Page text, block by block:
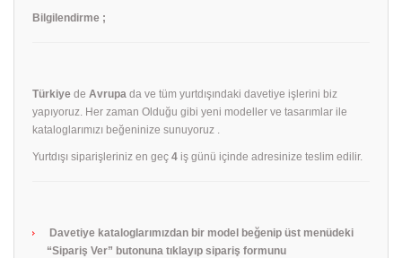
Bilgilendirme ;
Türkiye de Avrupa da ve tüm yurtdışındaki davetiye işlerini biz
yapıyoruz. Her zaman Olduğu gibi yeni modeller ve tasarımlar ile
kataloglarımızı beğeninize sunuyoruz .
Yurtdışı siparişleriniz en geç 4 iş günü içinde adresinize teslim edilir.
Davetiye kataloglarımızdan bir model beğenip üst menüdeki
“Sipariş Ver” butonuna tıklayıp sipariş formunu